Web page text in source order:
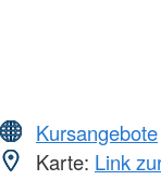
Kursangebote
Karte: Link